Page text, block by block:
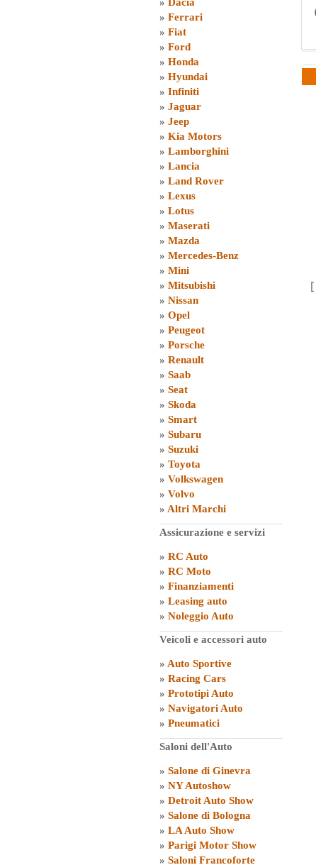
» Ferrari
» Fiat
» Ford
» Honda
» Hyundai
» Infiniti
» Jaguar
» Jeep
» Kia Motors
» Lamborghini
» Lancia
» Land Rover
» Lexus
» Lotus
» Maserati
» Mazda
» Mercedes-Benz
» Mini
» Mitsubishi
» Nissan
» Opel
» Peugeot
» Porsche
» Renault
» Saab
» Seat
» Skoda
» Smart
» Subaru
» Suzuki
» Toyota
» Volkswagen
» Volvo
» Altri Marchi
Assicurazione e servizi
» RC Auto
» RC Moto
» Finanziamenti
» Leasing auto
» Noleggio Auto
Veicoli e accessori auto
» Auto Sportive
» Racing Cars
» Prototipi Auto
» Navigatori Auto
» Pneumatici
Saloni dell'Auto
» Salone di Ginevra
» NY Autoshow
» Detroit Auto Show
» Salone di Bologna
» LA Auto Show
» Parigi Motor Show
» Saloni Francoforte
[